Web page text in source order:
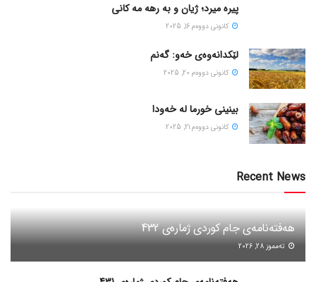
پیره میرد؛ ژیان و به رهه مه کانی
كانونی دووه‌م 16, 2025
لێکدانەوەی خەو: گەنم
كانونی دووه‌م 20, 2025
بینینی خورما لە خەودا
كانونی دووه‌م 21, 2025
Recent News
هەفتەنامەی جام کوردی ژمارەی 432
ته‌مموز 28, 2026